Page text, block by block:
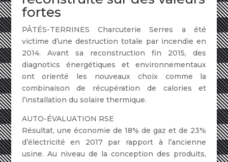
fortes
PÂTÉS-TERRINES Charcuterie Serres a été
victime d’une destruction totale par incendie en
2014. Avant sa reconstruction fin 2015, des
diagnotics énergétiques et environnementaux
ont orienté les nouveaux choix comme la
combinaison de récupération de calories et
l’installation du solaire thermique.
AUTO-ÉVALUATION RSE
Résultat, une économie de 18% de gaz et de 23%
d’électricité en 2017 par rapport à l’ancienne
usine. Au niveau de la conception des produits,